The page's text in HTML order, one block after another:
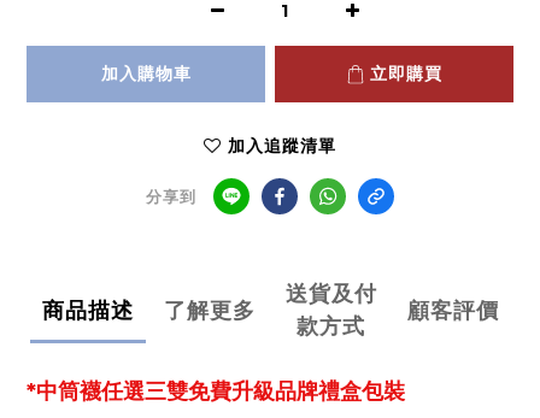
加入購物車 立即購買
加入追蹤清單
分享到
商品描述 了解更多
送貨及付
款方式
顧客評價
*中筒襪任選三雙免費升級品牌禮盒包裝